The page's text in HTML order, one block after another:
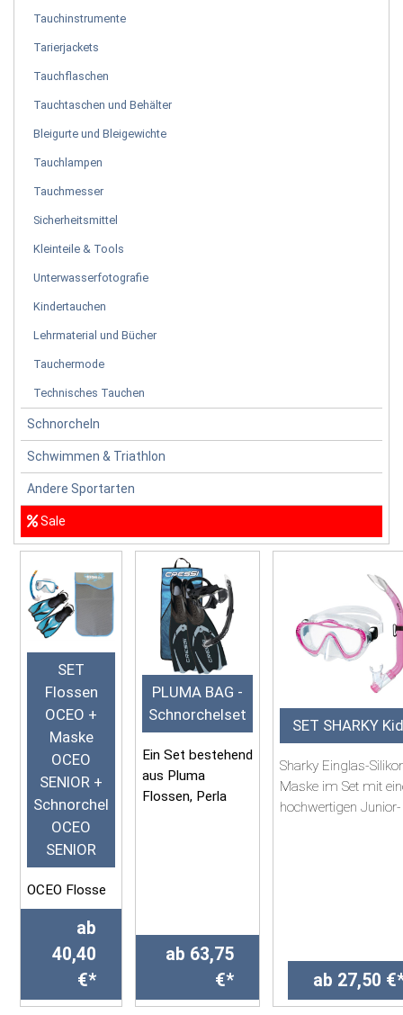
Tauchinstrumente
Tarierjackets
Tauchflaschen
Tauchtaschen und Behälter
Bleigurte und Bleigewichte
Tauchlampen
Tauchmesser
Sicherheitsmittel
Kleinteile & Tools
Unterwasserfotografie
Kindertauchen
Lehrmaterial und Bücher
Tauchermode
Technisches Tauchen
Schnorcheln
Schwimmen & Triathlon
Andere Sportarten
Sale
SET
Flossen
OCEO +
Maske
OCEO
SENIOR +
Schnorchel
OCEO
SENIOR
OCEO Flosse
OCEO Einglas-
Maske
ab
40,40
€*
PLUMA BAG -
Schnorchelset
Ein Set bestehend
aus Pluma
Flossen, Perla
ab 63,75
€*
SET SHARKY
Sharky Einglas-
Maske im Set mit
hochwertigen Junior-
ab 27,50